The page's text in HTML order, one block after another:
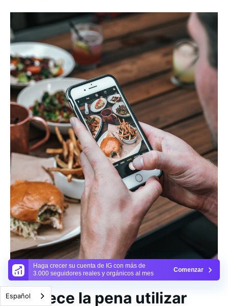
Haga crecer su cuenta de IG con más de
3.000 seguidores reales y orgánicos al mes
Comenzar
¿Merece la pena utilizar
Español